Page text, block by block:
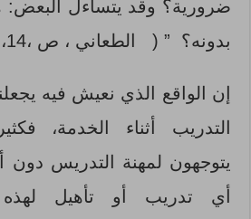
ضرورية؟ وقد يتساءل البعض:
بدونه؟ ” ( الطعاني ، ص ،14، 2002م)
إن الواقع الذي نعيش فيه
التدريب أثناء الخدمة،
يتوجهون لمهنة التدريس دون
أي تدريب أو تأهيل لهذه